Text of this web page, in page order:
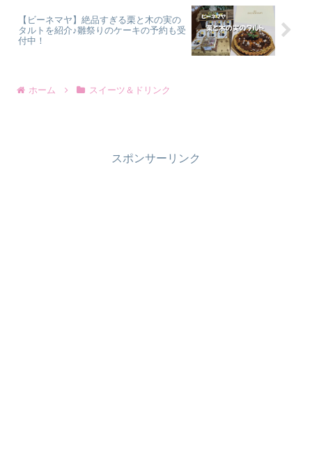
【ビーネマヤ】絶品すぎる栗と木の実の
タルトを紹介♪雛祭りのケーキの予約も受
付中！
ホーム スイーツ＆ドリンク
スポンサーリンク